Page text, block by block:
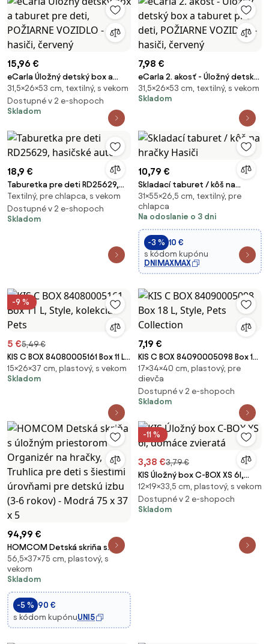
15,96 €
eCarla Úložný detský box a
taburet pre deti, POŽIARNE
VOZIDLO - hasiči, červený
31,5×26×53 cm, textilný, s vekom
Dostupné v 2 e-shopoch
Skladom
7,98 €
eCarla 2. akosť - Úložný detský
box a taburet pre deti,
POŽIARNE VOZIDLO - hasiči,
31,5×26×53 cm, textilný, s vekom
Skladom
18,9 €
Taburetka pre deti RD25629,
hasičské auto
Textilný, pre chlapca, s vekom
Dostupné v 2 e-shopoch
Skladom
10,79 €
Skladací taburet / kôš na
hračky Hasiči
31×55×26,5 cm, textilný, pre
chlapca
Na odoslanie o 3 dni
-3 % 10 €
s kódom kupónu
DNIMAXMAX
-9 %
5 €5,49 €
KIS C BOX 84080005161 Box 11 L,
Style, kolekcia Pets
15×26×37 cm, plastový, s vekom
Skladom
7,19 €
KIS C BOX 84090005098 Box 18
L, Style, Pets Collection
17×34×40 cm, plastový, pre
dievča
Dostupné v 2 e-shopoch
Skladom
94,99 €
HOMCOM Detská skriňa s
úložným priestorom -
Organizér na hračky, Truhlica
pre deti s šiestimi úrovňami pre
detskú izbu (3-6 rokov) -
Modrá 75 x 37 x 5
56,5×37×75 cm, plastový, s
vekom
Skladom
-5 % 90 €
s kódom kupónuUNI5
-11 %
3,38 €3,79 €
KIS Úložný box C-BOX XS 6l,
domáce zvieratá
12×19×33,5 cm, plastový, s vekom
Dostupné v 2 e-shopoch
Skladom